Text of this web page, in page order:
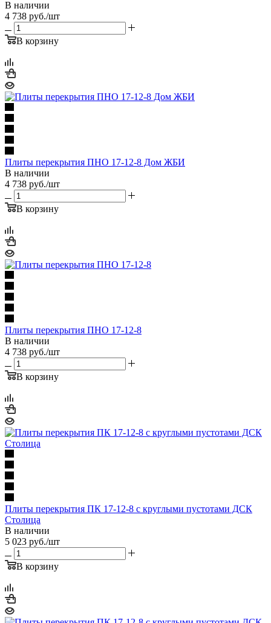
В наличии
4 738 руб./шт
В корзину
Плиты перекрытия ПНО 17-12-8 Дом ЖБИ
В наличии
4 738 руб./шт
В корзину
Плиты перекрытия ПНО 17-12-8
В наличии
4 738 руб./шт
В корзину
Плиты перекрытия ПК 17-12-8 с круглыми пустотами ДСК
Столица
В наличии
5 023 руб./шт
В корзину